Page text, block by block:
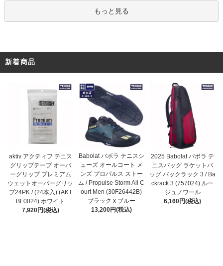
もっと見る
新着商品
aktiv アクティフ テニス
グリップテープ オーバ
ーグリップ プレミアム
ウェットオーバーグリッ
プ24PK / (24本入) (AKT
BF0024) ホワイト
7,920円(税込)
Babolat バボラ テニスシ
ューズ オールコート メ
ンズ プロパルス ストー
ム / Propulse Storm All C
ourt Men (30F26442B)
ブラック x ブルー
13,200円(税込)
2025 Babolat バボラ テ
ニスバッグ ラケットバ
ッグ バックラック 3 / Ba
ckrack 3 (757024) ルー
ジュノワール
6,160円(税込)